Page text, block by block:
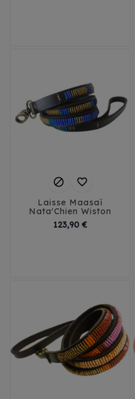
 
Laisse Maasaï
Nata'Chien Wiston
123,90 €Prix